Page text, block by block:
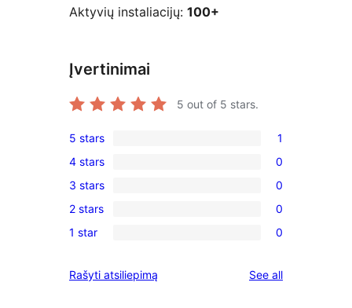
Aktyvių instaliacijų: 100+
Įvertinimai
5 out of 5 stars.
1
5-
star
review
5 stars 1
0
4-
star
reviews
4 stars 0
0
3-
star
3 stars 0
0
2-
reviews
2 stars 0
0
star
1 star 0
Rašyti atsiliepimą See allreviews